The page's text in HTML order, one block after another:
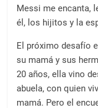
Messi me encanta,
él, los hijitos y la
El próximo desafío
su mamá y sus
20 años, ella vino
abuela, con quien
mamá. Pero el